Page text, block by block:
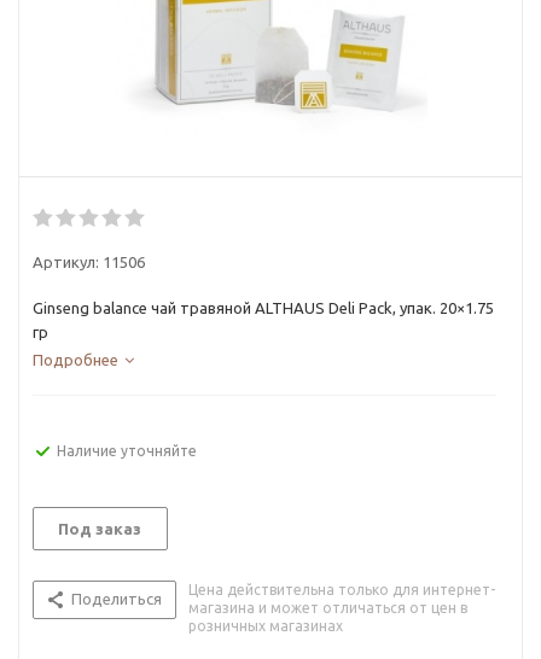
Артикул: 11506
Ginseng balance чай травяной ALTHAUS Deli Рack, упак. 20×1.75
гр
Подробнее
Наличие уточняйте
Под заказ
Поделиться
Цена действительна только для интернет-
магазина и может отличаться от цен в
розничных магазинах